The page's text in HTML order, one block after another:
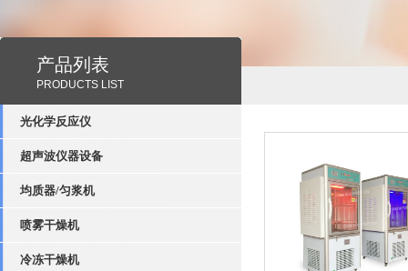
产品列表
PRODUCTS LIST
光化学反应仪
超声波仪器设备
均质器/匀浆机
喷雾干燥机
冷冻干燥机